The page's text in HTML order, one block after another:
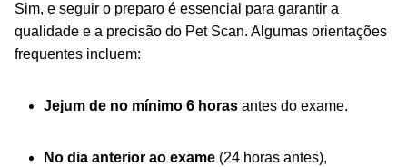
Sim, e seguir o preparo é essencial para garantir a
qualidade e a precisão do Pet Scan. Algumas orientações
frequentes incluem:
Jejum de no mínimo 6 horas antes do exame.
No dia anterior ao exame (24 horas antes),